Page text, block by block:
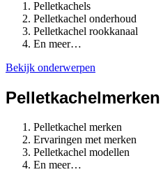
Pelletkachels
Pelletkachel onderhoud
Pelletkachel rookkanaal
En meer…
Bekijk onderwerpen
Pelletkachelmerken
Pelletkachel merken
Ervaringen met merken
Pelletkachel modellen
En meer…